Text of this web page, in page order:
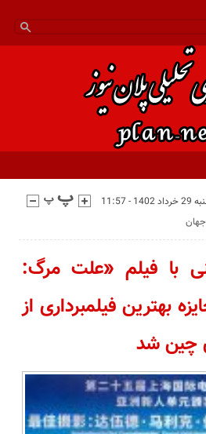
11:57
با فیلم «علت مرگ:
بهترین فیلمبرداری از
چین شد